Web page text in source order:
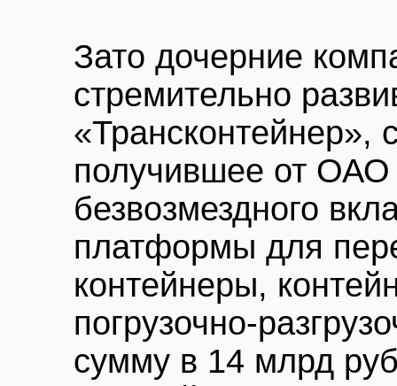
Зато дочерние
стремительно
«Трансконтейнер»,
получившее от
безвозмездного
платформы для
контейнеры,
погрузочно-
сумму в 14 млрд